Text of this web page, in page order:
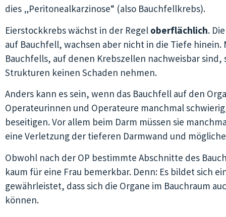
dies „Peritonealkarzinose“ (also Bauchfellkrebs).
Eierstockkrebs wächst in der Regel oberflächlich.
auf Bauchfell, wachsen aber nicht in die Tiefe hinein.
Bauchfells, auf denen Krebszellen nachweisbar
Strukturen keinen Schaden nehmen.
Anders kann es sein, wenn das Bauchfell auf den
Operateurinnen und Operateure manchmal
beseitigen. Vor allem beim Darm müssen sie
eine Verletzung der tieferen Darmwand und
Obwohl nach der OP bestimmte Abschnitte des
kaum für eine Frau bemerkbar. Denn: Es bildet sich
gewährleistet, dass sich die Organe im Bauchraum
können.